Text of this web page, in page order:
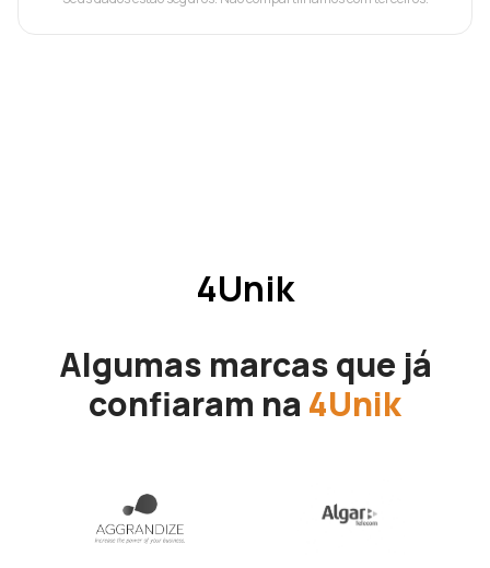
4Unik
Algumas marcas que já
confiaram na 4Unik